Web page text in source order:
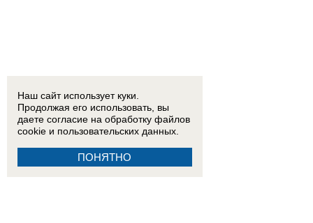
Наш сайт использует куки.
Продолжая его использовать, вы
даете согласие на обработку файлов
cookie и пользовательских данных.
ПОНЯТНО